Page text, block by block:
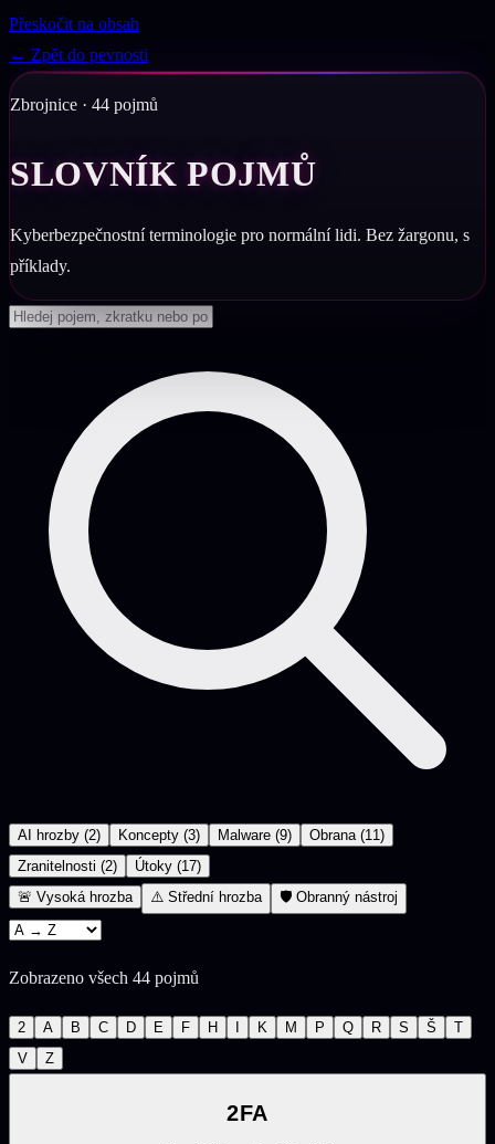
Přeskočit na obsah
← Zpět do pevnosti
Zbrojnice · 44 pojmů
SLOVNÍK POJMŮ
Kyberbezpečnostní terminologie pro normální lidi. Bez žargonu, s
příklady.
AI hrozby (2) Koncepty (3) Malware (9) Obrana (11 )
Zranitelnosti (2) Útoky (17)
🚨 Vysoká hrozba ⚠️ Střední hrozba 🛡️ Obranný nástroj
Zobrazeno všech 44 pojmů
2 A B C D E F H K M P Q R S Š
T
V
Z
2FA